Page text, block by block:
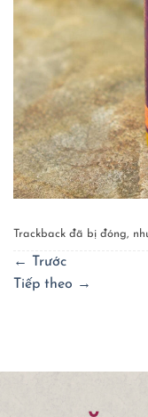
Trackback đã bị đóng,
←
Trước
Tiếp theo →